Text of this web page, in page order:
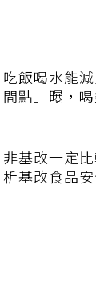
吃飯喝水能
間點」曝，
非基改一定
析基改食品